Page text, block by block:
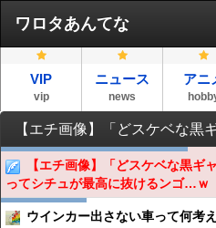
ワロタあんてな
VIP
vip
ニュース
news
アニ
【エチ画像】「どスケベな黒ギ
ってシチュが最高に抜けるンゴ…ｗ
ウインカー出さない車って何考